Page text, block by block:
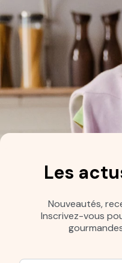
Les
Nouveautés,
Inscrivez-vous